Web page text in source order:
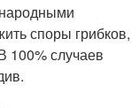
споры грибков,
100% случаев